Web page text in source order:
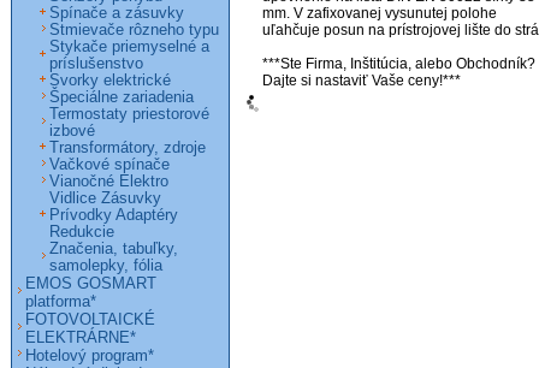
mm. V zafixovanej vysunutej polohe
uľahčuje posun na prístrojovej lište do
***Ste Firma, Inštitúcia, alebo Obchodník?
Spínače a zásuvky
Stmievače rôzneho typu
Stykače priemyselné a
príslušenstvo
Svorky elektrické
Špeciálne zariadenia
Termostaty priestorové
izbové
Transformátory, zdroje
Vačkové spínače
Vianočné Elektro
Vidlice Zásuvky
Prívodky Adaptéry
Redukcie
Značenia, tabuľky,
samolepky, fólia
EMOS GOSMART
platforma*
FOTOVOLTAICKÉ
ELEKTRÁRNE*
Hotelový program*